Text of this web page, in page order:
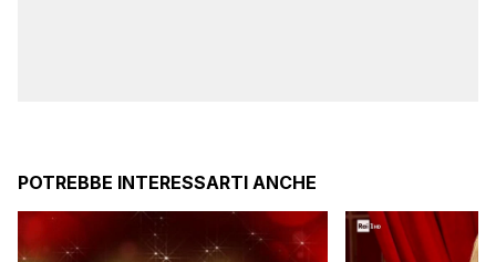
POTREBBE INTERESSARTI ANCHE